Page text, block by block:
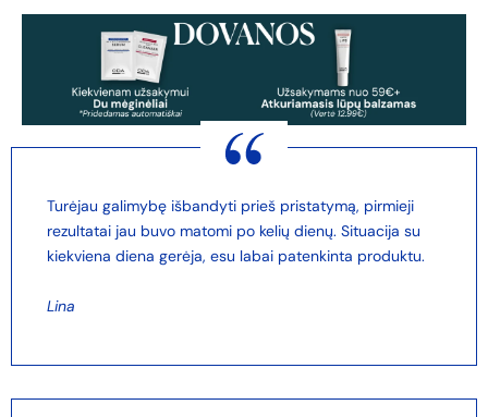
Turėjau galimybę išbandyti prieš pristatymą, pirmieji
rezultatai jau buvo matomi po kelių dienų. Situacija su
kiekviena diena gerėja, esu labai patenkinta produktu.
Lina